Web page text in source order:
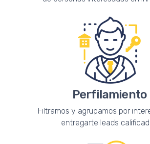
Perfilamiento
Filtramos y agrupamos por
entregarte leads